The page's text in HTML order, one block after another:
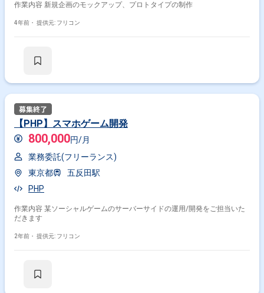
作業内容 新規企画のモックアップ、プロトタイプの制作
4年前・ 提供元: フリコン
【PHP】スマホゲーム開発
800,000円/月
業務委託(フリーランス)
東京都
五反田駅
PHP
作業内容 某ソーシャルゲームのサーバーサイドの運用/開発をご担当いた
だきます
2年前・ 提供元: フリコン